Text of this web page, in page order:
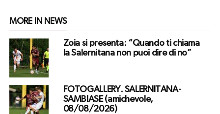
MORE IN NEWS
Zoia si presenta: “Quando ti chiama
la Salernitana non puoi dire di no”
FOTOGALLERY. SALERNITANA-
SAMBIASE (amichevole,
08/08/2026)